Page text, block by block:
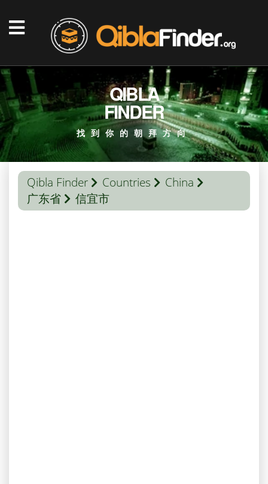
QIBLA
FINDER
找到你的朝拜方向
Qibla Finder Countries
China
广东省
信宜市